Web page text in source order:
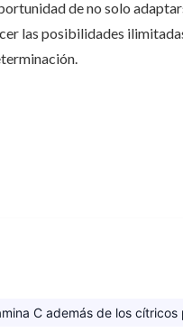
de no solo
las posibilidades
C además de los